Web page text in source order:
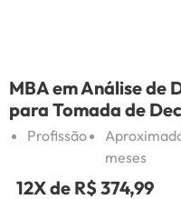
MBA em Análise de
para Tomada de
Profissão
meses
12X de R$ 374,99